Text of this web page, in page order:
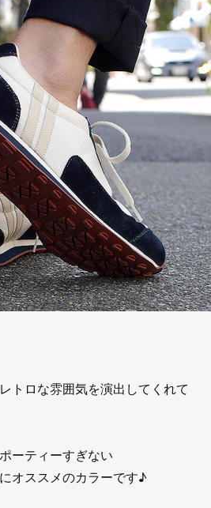
トロな雰囲気を演出してくれて
ーティーすぎない
オススメのカラーです♪